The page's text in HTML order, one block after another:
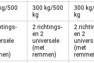
500
300 kg/500
kg
300
kg
2 richtings-
en 2
universele
(met
remmen)
2
en 2
(met